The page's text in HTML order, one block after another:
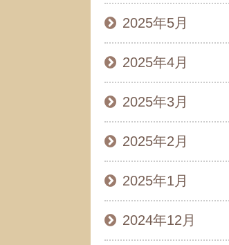
2025年5月
2025年4月
2025年3月
2025年2月
2025年1月
2024年12月